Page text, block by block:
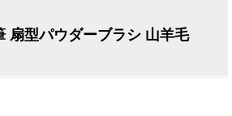
扇型パウダーブラシ 山羊毛